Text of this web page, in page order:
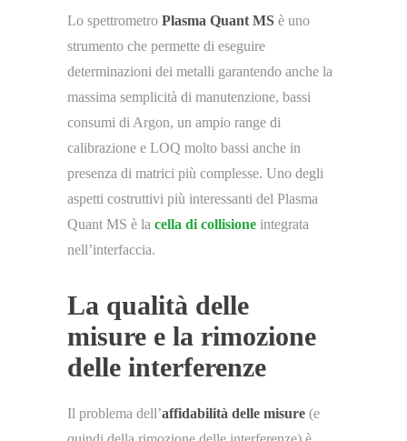
Lo spettrometro Plasma Quant MS è uno
strumento che permette di eseguire
determinazioni dei metalli garantendo anche la
massima semplicità di manutenzione, bassi
consumi di Argon, un ampio range di
calibrazione e LOQ molto bassi anche in
presenza di matrici più complesse. Uno degli
aspetti costruttivi più interessanti del Plasma
Quant MS è la cella di collisione integrata
nell’interfaccia.
La qualità delle
misure e la rimozione
delle interferenze
Il problema dell’affidabilità delle misure (e